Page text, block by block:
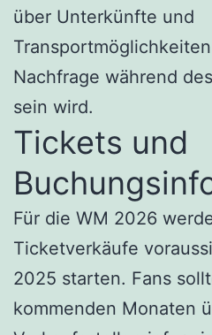
über Unterkünfte und
Nachfrage während
sein wird.
Tickets und
Für die WM 2026
Ticketverkäufe
2025 starten. Fans
kommenden Monaten